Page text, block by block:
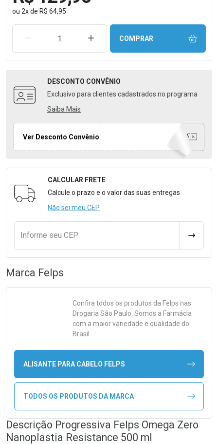
ou 2xde R$ 64,95
REMOVER UMA UNIDADEAUMENTAR UMA UNIDADE
COMPRAR
DESCONTO CONVÊNIO
Exclusivo para clientes cadastrados no programa
Saiba Mais
Ver Desconto Convênio
Formulário para Calcular o Frete
CALCULAR FRETE
Calcule o prazo e o valor das suas entregas
Não sei meu CEP
Informe seu CEP
Marca Felps
Confira todos os produtos da Felps nas
Drogaria São Paulo. Somos a Farmácia
com a maior variedade e qualidade do
Brasil.
ALISANTE PARA CABELO FELPS
TODOS OS PRODUTOS DA MARCA
Descrição Progressiva Felps Omega Zero
Nanoplastia Resistance 500 ml